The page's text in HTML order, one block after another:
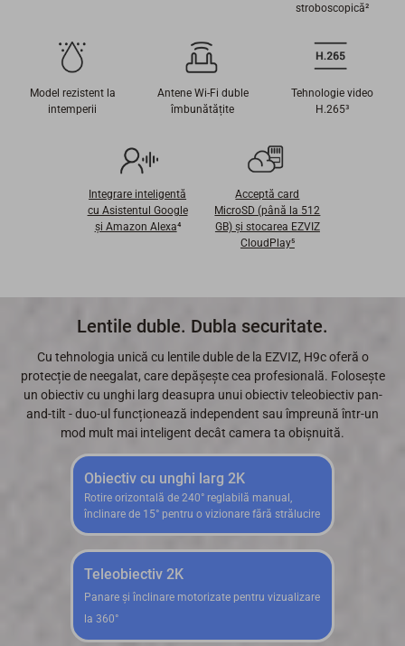
stroboscopică²
Model rezistent la
intemperii
Antene Wi-Fi duble
îmbunătățite
Tehnologie video
H.265³
Integrare inteligentă
cu Asistentul Google
şi Amazon Alexa⁴
Acceptă card
MicroSD (până la 512
GB) şi stocarea EZVIZ
CloudPlay⁵
Lentile duble. Dubla securitate.
Cu tehnologia unică cu lentile duble de la EZVIZ, H9c oferă o
protecție de neegalat, care depășește cea profesională. Folosește
un obiectiv cu unghi larg deasupra unui obiectiv teleobiectiv pan-
and-tilt - duo-ul funcționează independent sau împreună într-un
mod mult mai inteligent decât camera ta obișnuită.
Obiectiv cu unghi larg 2K
Rotire orizontală de 240° reglabilă manual,
înclinare de 15° pentru o vizionare fără strălucire
Teleobiectiv 2K
Panare și înclinare motorizate pentru vizualizare
la 360°